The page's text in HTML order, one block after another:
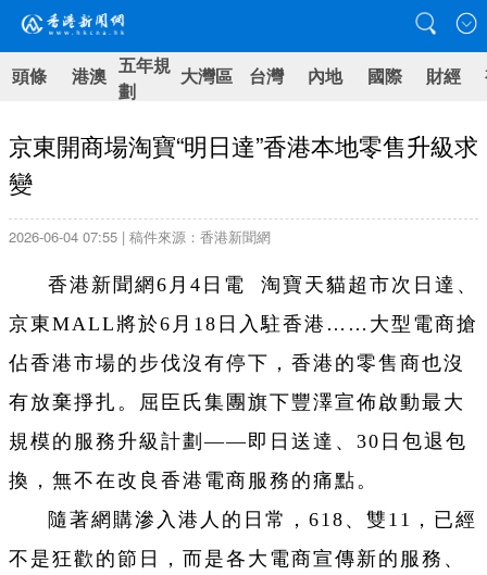
頭條 港澳 五年規
劃
大灣區 台灣 內地 國際 財經
京東開商場淘寶“明日達”香港本地零售升級求
變
2026-06-04 07:55 | 稿件來源：香港新聞網
香港新聞網6月4日電 淘寶天貓超市次日達、
京東MALL將於6月18日入駐香港……大型電商搶
佔香港市場的步伐沒有停下，香港的零售商也沒
有放棄掙扎。屈臣氏集團旗下豐澤宣佈啟動最大
規模的服務升級計劃——即日送達、30日包退包
換，無不在改良香港電商服務的痛點。
隨著網購滲入港人的日常，618、雙11，已經
不是狂歡的節日，而是各大電商宣傳新的服務、